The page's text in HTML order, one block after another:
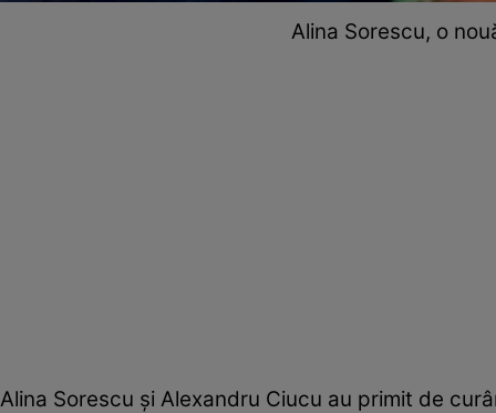
Alina Sorescu, o
Alina Sorescu și Alexandru Ciucu au primit de